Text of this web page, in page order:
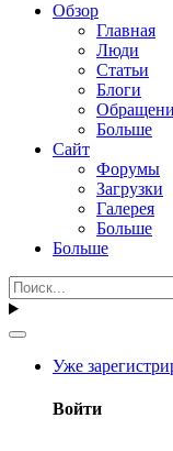
Обзор
Главная
Люди
Статьи
Блоги
Больше
Сайт
Форумы
Загрузки
Галерея
Больше
Больше
Уже
Войти